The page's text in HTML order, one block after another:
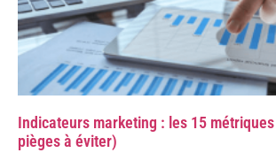
Indicateurs marketing : les 15
pièges à éviter)